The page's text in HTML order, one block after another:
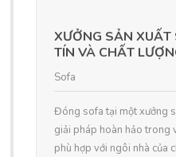
XƯỞNG SẢN XUẤT
TÍN VÀ CHẤT
Sofa
Đóng sofa tại một xưởng
giải pháp hoàn hảo trong
phù hợp với ngôi nhà của